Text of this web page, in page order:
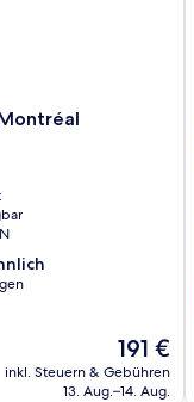
Der
Preis
beträgt
191 €
inkl. Steuern & Gebühren
13. Aug.–14. Aug.